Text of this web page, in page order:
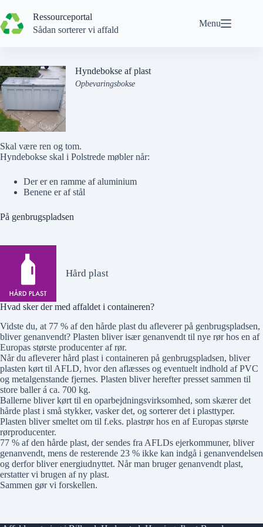
til
indhold
Ressourceportal
Sådan sorterer vi affald
Menu
Hyndebokse af plast
Opbevaringsbokse
Skal være ren og tom.
Hyndebokse skal i Polstrede møblernår:
Der er en ramme af aluminium
Benene er af stål
På genbrugspladsen
Hård plast
Hvad sker der med affaldet i containeren?
Vidste du, at 77 % af den hårde plast du afleverer på genbrugspladsen,
bliver genanvendt? Plasten bliver især genanvendt til nye rør hos en af
Europas største producenter af rør.
Når du afleverer hård plast i containeren på genbrugspladsen, bliver
plasten kørt til AFLD, hvor den aflæsses og eventuelt indhold af PVC
og metalgenstande fjernes. Plasten bliver herefter presset sammen til
store baller á ca. 700 kg.
Ballerne bliver kørt til en oparbejdningsvirksomhed, som skærer det
hårde plast i små stykker, vasker det, og sorterer det i plasttyper.
Plasten bliver smeltet om til f.eks. plastrør hos en af Europas største
rørproducenter.
77 % af den hårde plast, der sendes fra AFLDs ejerkommuner, bliver
genanvendt, mens de resterende 23 % ikke kan indgå i genanvendelsen
og derfor bliver energiudnyttet. Når man bruger genanvendt plast,
erstatter vi brugen af ny plast.
Sammen gør vi forskellen.